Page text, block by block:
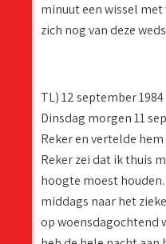
minuut een wissel
zich nog van deze
TL) 12 september
Dinsdag morgen 11
Reker en vertelde
Reker zei dat ik thuis
hoogte moest
middags naar het
op woensdagochtend